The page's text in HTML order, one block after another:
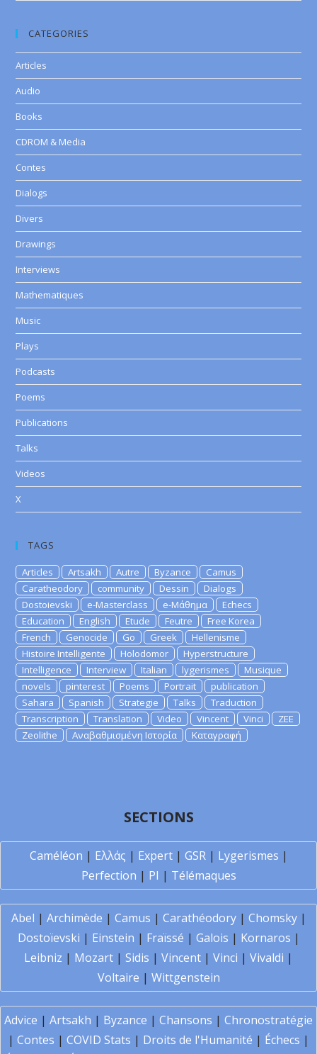
CATEGORIES
Articles
Audio
Books
CDROM & Media
Contes
Dialogs
Divers
Drawings
Interviews
Mathematiques
Music
Plays
Podcasts
Poems
Publications
Talks
Videos
X
TAGS
Articles Artsakh Autre Byzance
Camus
Caratheodory
community Dessin
Dialogs
Dostoievski
e-Masterclass e-Μάθημα
Echecs
Education
English Etude Feutre
Free Korea
French
Genocide Go Greek
Hellenisme
Histoire Intelligente
Holodomor
Hyperstructure
Intelligence
Interview Italian lygerismes
Musique
novels
pinterest Poems Portrait
publication
Sahara
Spanish Strategie Talks
Traduction
Transcription
Translation Video Vincent Vinci
ZEE
Zeolithe
Αναβαθμισμένη Ιστορία Καταγραφή
SECTIONS
Caméléon | Ελλάς | Expert| GSR| Lygerismes |
Perfection | PI | Télémaques
Abel | Archimède | Camus | Carathéodory| Chomsky|
Dostoïevski | Einstein | Fraïssé | Galois | Kornaros |
Leibniz | Mozart | Sidis | Vincent | Vinci | Vivaldi |
Voltaire | Wittgenstein
Advice | Artsakh | Byzance | Chansons | Chronostratégie
| Contes | COVID Stats | Droits de l'Humanité | Échecs |